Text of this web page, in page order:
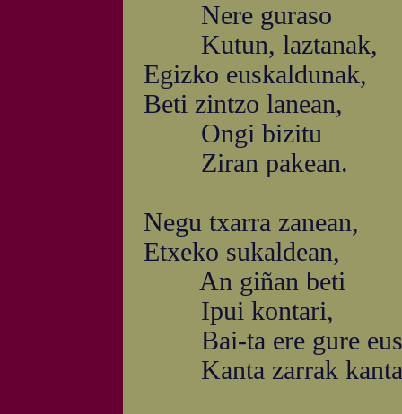
Nere guraso
Kutun, laztanak,
Egizko euskaldunak,
Beti zintzo lanean,
Ongi bizitu
Ziran pakean.
Negu txarra zanean,
Etxeko sukaldean,
An giñan beti
Ipui kontari,
Bai-ta ere gure
Kanta zarrak